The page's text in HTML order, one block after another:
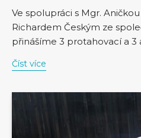
Ve spolupráci s Mgr.
Richardem Českým ze
přinášíme 3 protahovací a 3
Číst více